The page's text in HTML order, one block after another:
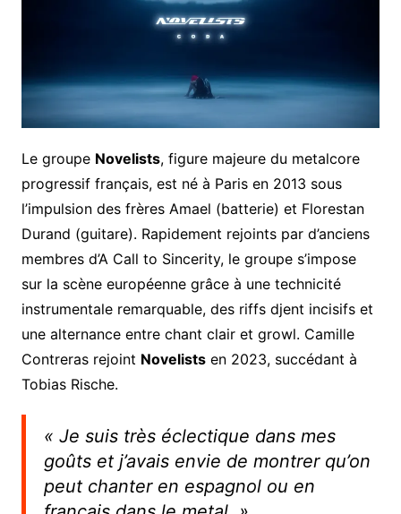
Le groupe Novelists, figure majeure du metalcore
progressif français, est né à Paris en 2013 sous
l’impulsion des frères Amael (batterie) et Florestan
Durand (guitare). Rapidement rejoints par d’anciens
membres d’A Call to Sincerity, le groupe s’impose
sur la scène européenne grâce à une technicité
instrumentale remarquable, des riffs djent incisifs et
une alternance entre chant clair et growl. Camille
Contreras rejoint Novelistsen 2023, succédant à
Tobias Rische.
« Je suis très éclectique dans mes
goûts et j’avais envie de montrer qu’on
peut chanter en espagnol ou en